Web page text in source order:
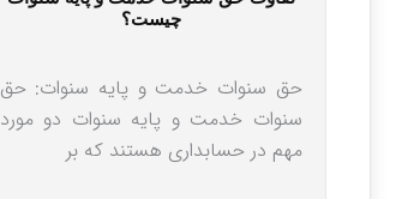
چیست؟
حق سنوات خدمت و پایه سنوات: حق
سنوات خدمت و پایه سنوات دو مورد
مهم در حسابداری هستند که بر